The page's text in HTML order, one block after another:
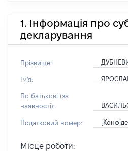
1. Інформація про
декларування
Прізвище:
Ім'я:
По батькові (за
наявності):
Податковий номер:
Місце роботи: